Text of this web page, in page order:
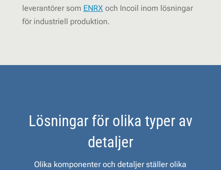
leverantörer som ENRX och Incoil inom lösningar
för industriell produktion.
Lösningar för olika typer av
detaljer
Olika komponenter och detaljer ställer olika